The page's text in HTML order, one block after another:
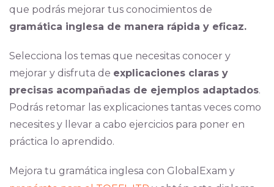
que podrás mejorar tus conocimientos de
gramática inglesa de manera rápida y eficaz.
Selecciona los temas que necesitas conocer y
mejorar y disfruta de explicaciones claras y
precisas acompañadas de ejemplos adaptados.
Podrás retomar las explicaciones tantas veces como
necesites y llevar a cabo ejercicios para poner en
práctica lo aprendido.
Mejora tu gramática inglesa con GlobalExam y